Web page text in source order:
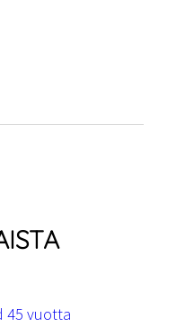
45 vuotta